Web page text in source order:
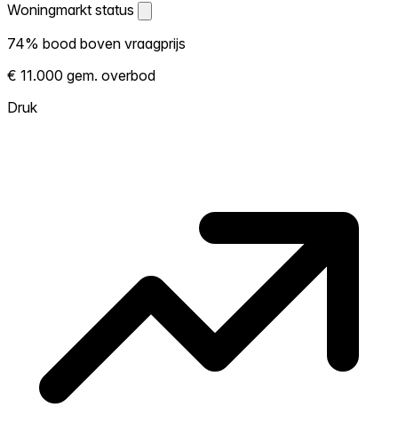
Woningmarkt status
Woningmarkt status
Laat zien hoe competitief de markt hier is.
Hoe meer woningen boven vraagprijs
verkopen, hoe heter. Heet? Verwacht
74% bood boven vraagprijs
€ 11.000 gem. overbod
Druk